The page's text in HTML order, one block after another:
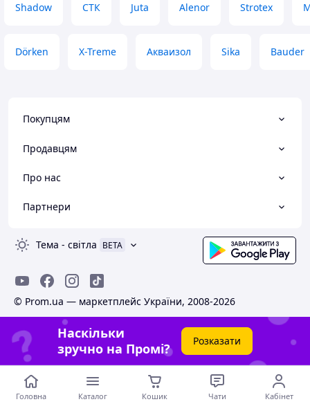
Shadow СТК Juta Alenor Strotex
Dörken X-Treme Акваизол Sika Bauder
Покупцям
Продавцям
Про нас
Партнери
Тема - світла BETA
© Prom.ua — маркетплейс України, 2008-2026
Наскільки
зручно на Промі?
Розказати
Головна Каталог Кошик Чати Кабінет